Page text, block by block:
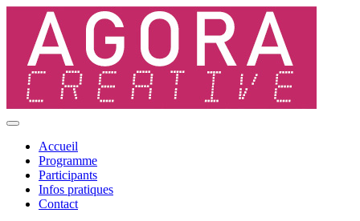
Accueil
Programme
Participants
Infos pratiques
Contact